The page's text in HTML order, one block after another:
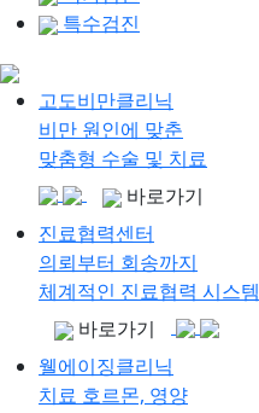
특수검진
고도비만클리닉
비만 원인에 맞춘
맞춤형 수술 및 치료
바로가기
진료협력센터
의뢰부터 회송까지
체계적인 진료협력 시스템
바로가기
웰에이징클리닉
치료 호르몬, 영양